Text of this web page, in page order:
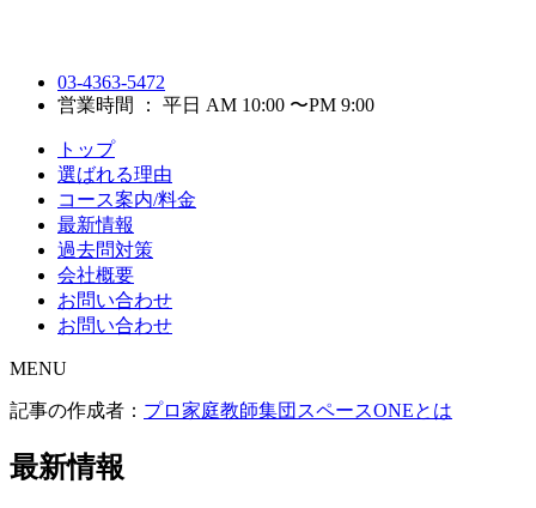
03-4363-5472
営業時間 ： 平日 AM 10:00 〜PM 9:00
トップ
選ばれる理由
コース案内/料金
最新情報
過去問対策
会社概要
お問い合わせ
お問い合わせ
MENU
記事の作成者： プロ家庭教師集団スペースONEとは
最新情報